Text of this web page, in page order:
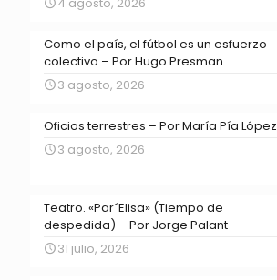
Como el país, el fútbol es un esfuerzo
colectivo – Por Hugo Presman
3 agosto, 2026
Oficios terrestres – Por María Pía López
3 agosto, 2026
Teatro. «Par´Elisa» (Tiempo de
despedida) – Por Jorge Palant
31 julio, 2026